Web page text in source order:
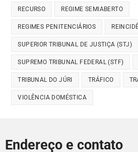
RECURSO REGIME SEMIABERTO
REGIMES PENITENCIÁRIOS
SUPERIOR TRIBUNAL DE JUSTIÇA (STJ)
SUPREMO TRIBUNAL FEDERAL (STF)
TRIBUNAL DO JÚRI TRÁFICO
VIOLÊNCIA DOMÉSTICA
Endereço e contato